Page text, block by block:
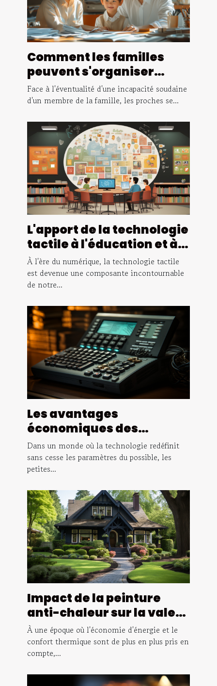
Comment les familles
peuvent s'organiser
financièrement pour
faire face à l'incapacité
Face à l'éventualité d'une incapacité soudaine
d'un membre de la famille, les proches se...
L'apport de la technologie
tactile à l'éducation et à
l'apprentissage
À l'ère du numérique, la technologie tactile
est devenue une composante incontournable
de notre...
Les avantages
économiques des
solutions de téléphonie IP
pour les petites
entreprises
Dans un monde où la technologie redéfinit
sans cesse les paramètres du possible, les
petites...
Impact de la peinture
anti-chaleur sur la valeur
d'une maison
À une époque où l'économie d'énergie et le
confort thermique sont de plus en plus pris en
compte,...